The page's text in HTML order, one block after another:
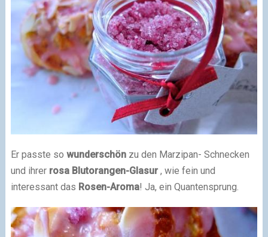
Er passte so wunderschönzu den Marzipan- Schnecken
und ihrer rosa Blutorangen-Glasur, wie fein und
interessant das Rosen-Aroma! Ja, ein Quantensprung.